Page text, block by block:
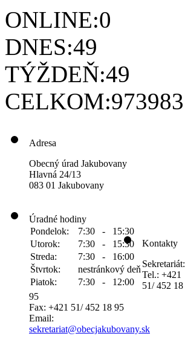
ONLINE:0
DNES:49
TÝŽDEŇ:49
CELKOM:973983
Adresa
Obecný úrad Jakubovany
Hlavná 24/13
083 01 Jakubovany
Úradné hodiny
Pondelok:
7:30 - 15:30
Utorok:
7:30 - 15:30
Streda:
7:30 - 16:00
Štvrtok:
nestránkový deň
Piatok:
7:30 - 12:00
Kontakty
Sekretariát:
Tel.: +421
51/ 452 18
95
Fax: +421 51/ 452 18 95
Email:
sekretariat@obecjakubovany.sk